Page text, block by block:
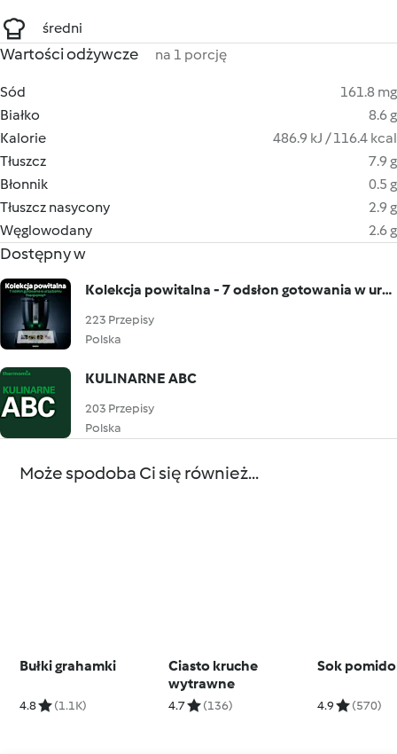
średni
Wartości odżywcze na 1 porcję
Sód
161.8 mg
Białko
8.6 g
Kalorie
486.9 kJ / 116.4 kcal
Tłuszcz
7.9 g
Błonnik
0.5 g
Tłuszcz nasycony
2.9 g
Węglowodany
2.6 g
Dostępny w
Kolekcja powitalna - 7 odsłon gotowania w urządzeniu Thermomix®
223 Przepisy
Polska
KULINARNE ABC
203 Przepisy
Polska
Może spodoba Ci się również...
Bułki grahamki
4.8 (1.1K)
Ciasto kruche
wytrawne
4.7 (136)
Sok
4.9 (570)